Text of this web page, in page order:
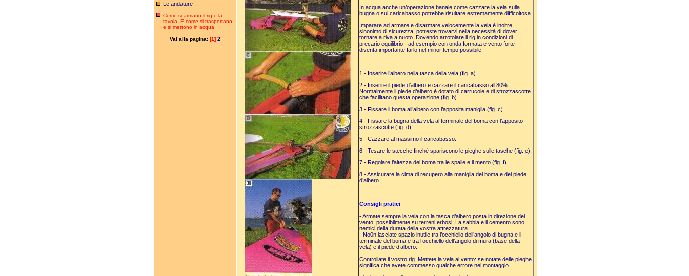
Le andature
Come si armano il rig e la
tavola. E come si trasportano
e si mettono in acqua
Vai alla pagina: [1] 2
In acqua anche un’operazione banale come cazzare la vela sulla
bugna o sul caricabasso potrebbe risultare estremamente difficoltosa.
Imparare ad armare e disarmare velocemente la vela è inoltre
sinonimo di sicurezza; potreste trovarvi nella necessità di dover
tornare a riva a nuoto. Dovendo arrotolare il rig in condizioni di
precario equilibrio - ad esempio con onda formata e vento forte -
diventa importante farlo nel minor tempo possibile.
1 - Inserire l’albero nella tasca della vela (fig. a)
2 - Inserire il piede d’albero e cazzare il caricabasso all’80%.
Normalmente il piede d’albero è dotato di carrucole e di strozzascotte
che facilitano questa operazione (fig. b).
3 - Fissare il boma all’albero con l’apposita maniglia (fig. c).
4 - Fissare la bugna della vela al terminale del boma con l’apposito
strozzascotte (fig. d).
5 - Cazzare al massimo il caricabasso.
6 - Tesare le stecche finché spariscono le pieghe sulle tasche (fig. e).
7 - Regolare l’altezza del boma tra le spalle e il mento (fig. f).
8 - Assicurare la cima di recupero alla maniglia del boma e del piede
d’albero.
Consigli pratici
- Armate sempre la vela con la tasca d’albero posta in direzione del
vento, possibilmente su terreni erbosi. La sabbia e il cemento sono
nemici della durata della vostra attrezzatura.
- No0n lasciate spazio inutile tra l’occhiello dell’angolo di bugna e il
terminale del boma e tra l’occhiello dell’angolo di mura (base della
vela) e il piede d’albero.
Controllate il vostro rig. Mettete la vela al vento: se notate delle pieghe
significa che avete commesso qualche errore nel montaggio.